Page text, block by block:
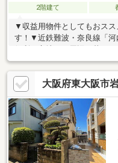
2階建て
▼収益用物件としてもおス
す！▼近鉄難波・奈良線「
便利な立地！▼周辺は暮ら
徒歩10分圏内！低学年のお
園店 約579mじゃんぼ食鮮
阪岩田町1丁目店 約318m
約530mスーパードラッグ
負担有（調査中）
大阪府東大阪市